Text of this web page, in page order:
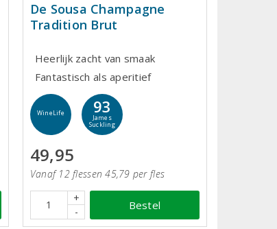
De Sousa Champagne
Tradition Brut
Heerlijk zacht van smaak
Fantastisch als aperitief
WineLife 93
James
Suckling
49,95
Vanaf 12 flessen 45,79 per fles
+
-
Bestel